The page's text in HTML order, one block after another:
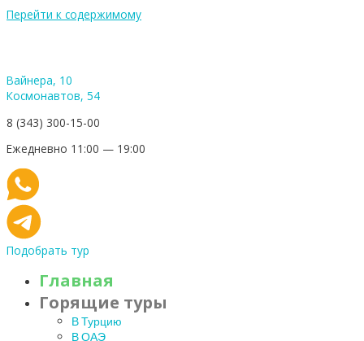
Перейти к содержимому
Вайнера, 10
Космонавтов, 54
8 (343) 300-15-00
Ежедневно 11:00 — 19:00
Подобрать тур
Главная
Горящие туры
В Турцию
В ОАЭ